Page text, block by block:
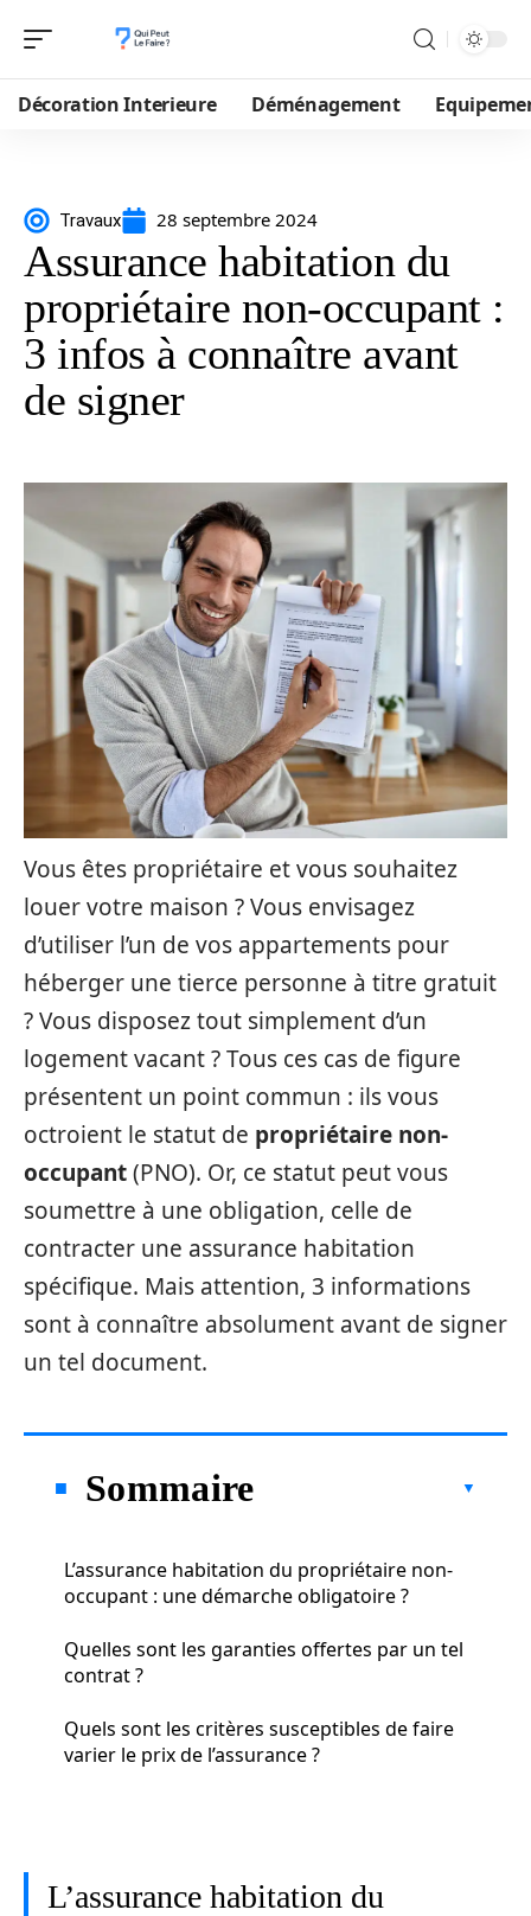
Décoration Interieure Déménagement
Travaux 28 septembre 2024
Assurance habitation du
propriétaire non-occupant :
3 infos à connaître avant
de signer
Vous êtes propriétaire et vous souhaitez
louer votre maison ? Vous envisagez
d’utiliser l’un de vos appartements pour
héberger une tierce personne à titre gratuit
? Vous disposez tout simplement d’un
logement vacant ? Tous ces cas de figure
présentent un point commun : ils vous
octroient le statut de propriétaire non-
occupant(PNO). Or, ce statut peut vous
soumettre à une obligation, celle de
contracter une assurance habitation
spécifique. Mais attention, 3 informations
sont à connaître absolument avant de signer
un tel document.
Sommaire
L’assurance habitation du propriétaire non-
occupant : une démarche obligatoire ?
Quelles sont les garanties offertes par un tel
contrat ?
Quels sont les critères susceptibles de faire
varier le prix de l’assurance ?
L’assurance habitation du